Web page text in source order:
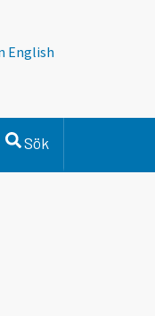
English
Sök